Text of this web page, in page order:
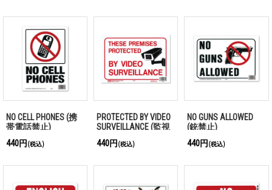
NO CELL PHONES (携
帯電話禁止)
440円 (税込)
PROTECTED BY VIDEO
SURVEILLANCE (監視
440円 (税込)
NO GUNS ALLOWED
(銃禁止)
440円 (税込)